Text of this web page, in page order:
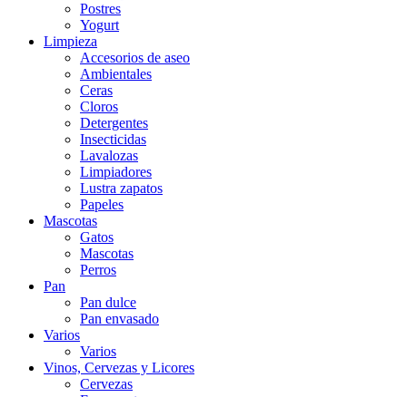
Postres
Yogurt
Limpieza
Accesorios de aseo
Ambientales
Ceras
Cloros
Detergentes
Insecticidas
Lavalozas
Limpiadores
Lustra zapatos
Papeles
Mascotas
Gatos
Mascotas
Perros
Pan
Pan dulce
Pan envasado
Varios
Varios
Vinos, Cervezas y Licores
Cervezas